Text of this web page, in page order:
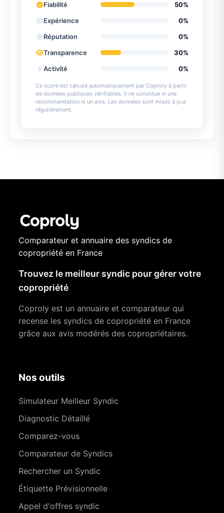
Fiabilité
50%
Expérience
0%
Réputation
0%
Transparence
30%
Activité
0%
Ce score est calculé automatiquement par Coproly à partir
de données publiques vérifiables. Il ne constitue ni une
recommandation ni un avis. Les données sont mises à jour
régulièrement.
Comparateur et annuaire des syndics de
copropriété en France
Trouvez le meilleur syndic pour gérer votre
copropriété
Coproly est un annuaire et comparateur qui
recense les syndics de copropriété en France
grâce aux avis modérés des copropriétaires.
Nos outils
Simulateur Meilleur Syndic
Diagnostic Détaillé
Comparez-vous
Comparateur de Syndics
Rechercher un Syndic
Étiquette Prévisionnelle
Appel d'offres syndic